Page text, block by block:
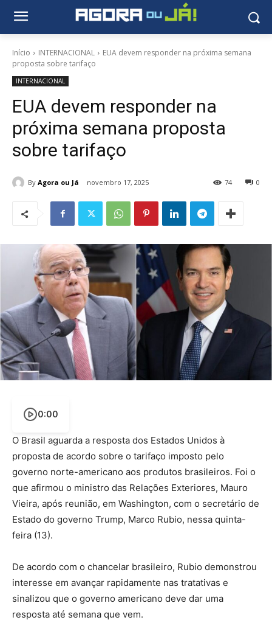
Início INTERNACIONAL
EUA devem responder na próxima semana
proposta sobre tarifaço
INTERNACIONAL
EUA devem responder na
próxima semana proposta
sobre tarifaço
By Agora ou Já novembro 17, 2025 0
74
0:00
O Brasil aguarda a resposta dos Estados Unidos à
proposta de acordo sobre o tarifaço imposto pelo
governo norte-americano aos produtos brasileiros. Foi o
que afirmou o ministro das Relações Exteriores, Mauro
Vieira, após reunião, em Washington, com o secretário de
Estado do governo Trump, Marco Rubio, nessa quinta-
feira (13).
De acordo com o chancelar brasileiro, Rubio demonstrou
interesse em avançar rapidamente nas tratativas e
sinalizou que o governo americano deve dar uma
resposta até semana que vem.